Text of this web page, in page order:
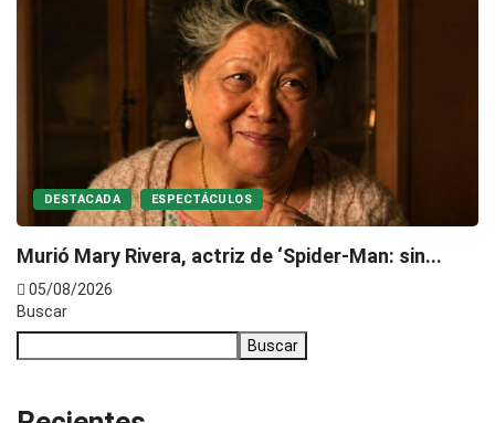
‘Spider-Man: sin...
Requisan pabellón de
penal...
05/08/2026
Buscar
Buscar